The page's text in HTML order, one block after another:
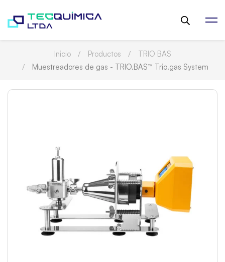
Inicio Productos
TRIO BAS
Muestreadores de gas - TRIO.BAS™ Trio.gas System